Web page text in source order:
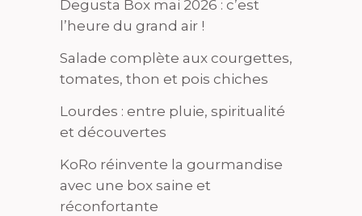
Degusta Box mai 2026 : c’est
l’heure du grand air !
Salade complète aux courgettes,
tomates, thon et pois chiches
Lourdes : entre pluie, spiritualité
et découvertes
KoRo réinvente la gourmandise
avec une box saine et
réconfortante